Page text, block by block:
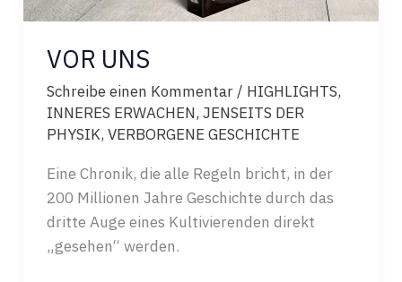
VOR UNS
Schreibe einen Kommentar / HIGHLIGHTS,
INNERES ERWACHEN, JENSEITS DER
PHYSIK, VERBORGENE GESCHICHTE
Eine Chronik, die alle Regeln bricht, in der
200 Millionen Jahre Geschichte durch das
dritte Auge eines Kultivierenden direkt
„gesehen“ werden.